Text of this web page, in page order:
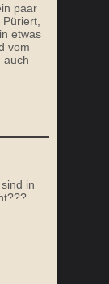
paar
etwas
vom
auch
in